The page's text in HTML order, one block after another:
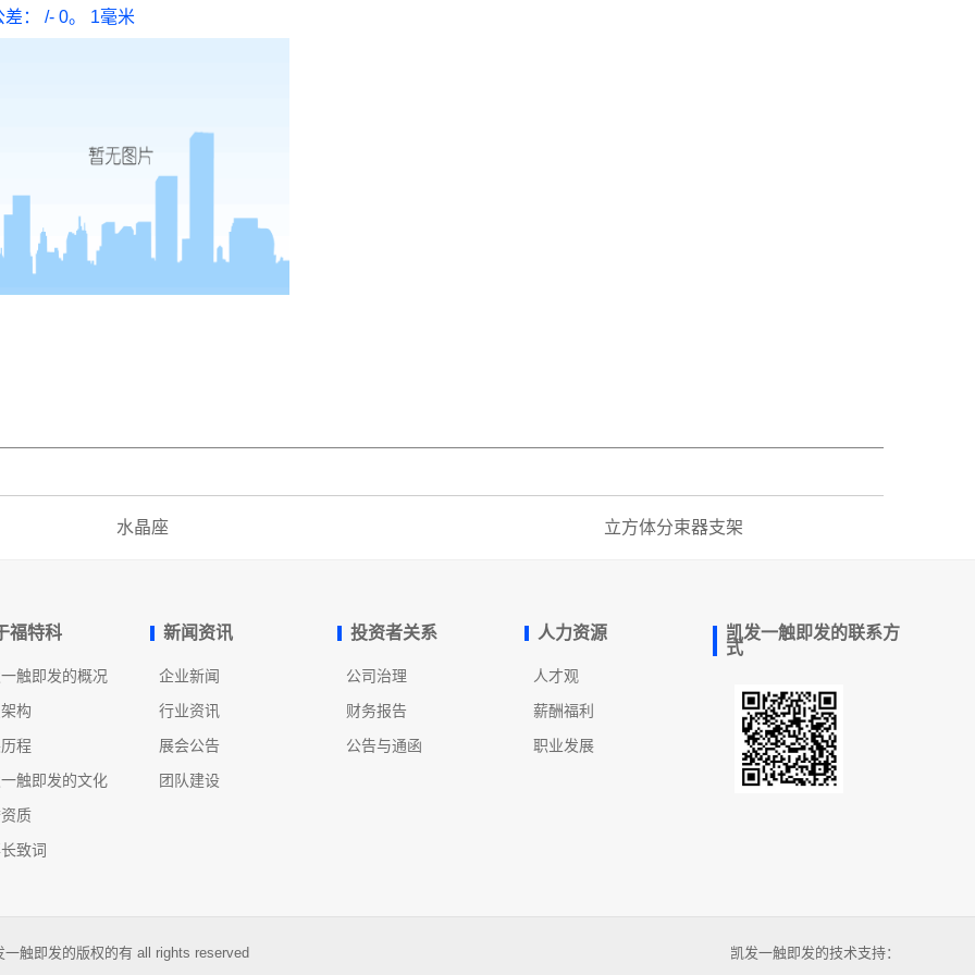
差： /- 0。 1毫米
立方体分束器支架
水晶座
福特科
触即发的概况
构
程
触即发的文化
质
致词
新闻资讯
企业新闻
行业资讯
展会公告
团队建设
投资者关系
公司治理
财务报告
公告与通函
人力资源
人才观
薪酬福利
职业发展
凯发一触即发的联系方
式
触即发的版权的有 all rights reserved 凯发一触即发的技术支持：